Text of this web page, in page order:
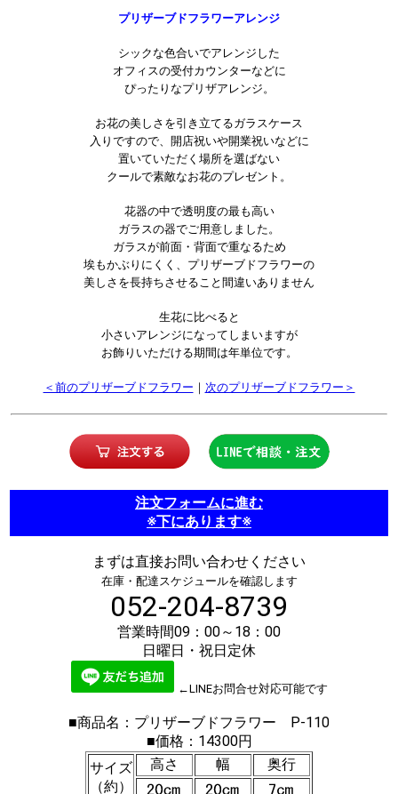
プリザーブドフラワーアレンジ
シックな色合いでアレンジした
オフィスの受付カウンターなどに
ぴったりなプリザアレンジ。
お花の美しさを引き立てるガラスケース
入りですので、開店祝いや開業祝いなどに
置いていただく場所を選ばない
クールで素敵なお花のプレゼント。
花器の中で透明度の最も高い
ガラスの器でご用意しました。
ガラスが前面・背面で重なるため
埃もかぶりにくく、プリザーブドフラワーの
美しさを長持ちさせること間違いありません
生花に比べると
小さいアレンジになってしまいますが
お飾りいただける期間は年単位です。
＜前のプリザーブドフラワー ｜ 次のプリザーブドフラワー＞
注文フォームに進む
※下にあります※
まずは直接お問い合わせください
在庫・配達スケジュールを確認します
052-204-8739
営業時間09：00～18：00
日曜日・祝日定休
←LINEお問合せ対応可能です
■商品名：プリザーブドフラワー P-110
■価格：14300円
サイズ
（約）
高さ 幅 奥行